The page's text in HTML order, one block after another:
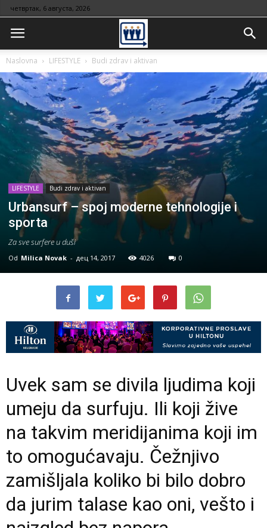
четвртак, 6 августа, 2026
Naslovna LIFESTYLE Budi zdrav i aktivan
LIFESTYLE Budi zdrav i aktivan
Urbansurf – spoj moderne tehnologije i
sporta
Za sve surfere u duši
Od Milica Novak - дец 14, 2017 4026 0
Uvek sam se divila ljudima koji
umeju da surfuju. Ili koji žive
na takvim meridijanima koji im
to omogućavaju. Čežnjivo
zamišljala koliko bi bilo dobro
da jurim talase kao oni, vešto i